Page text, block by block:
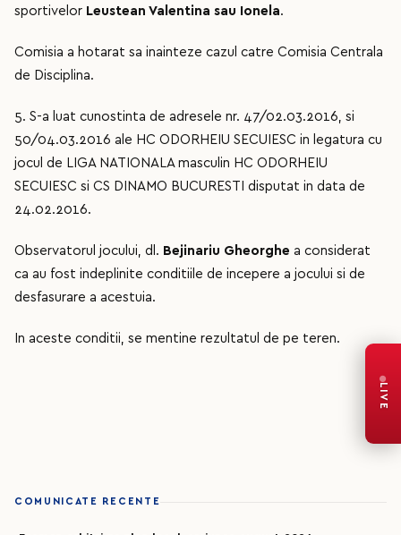
sportivelor Leustean Valentina sau Ionela.
Comisia a hotarat sa inainteze cazul catre Comisia Centrala
de Disciplina.
5. S-a luat cunostinta de adresele nr. 47/02.03.2016, si
50/04.03.2016 ale HC ODORHEIU SECUIESC in legatura cu
jocul de LIGA NATIONALA masculin HC ODORHEIU
SECUIESC si CS DINAMO BUCURESTI disputat in data de
24.02.2016.
Observatorul jocului, dl. Bejinariu Gheorghe a considerat
ca au fost indeplinite conditiile de incepere a jocului si de
desfasurare a acestuia.
In aceste conditii, se mentine rezultatul de pe teren.
COMUNICATE RECENTE
LIVE